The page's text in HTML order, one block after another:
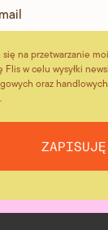
się na przetwarzanie
Flis w celu wysyłki
oraz